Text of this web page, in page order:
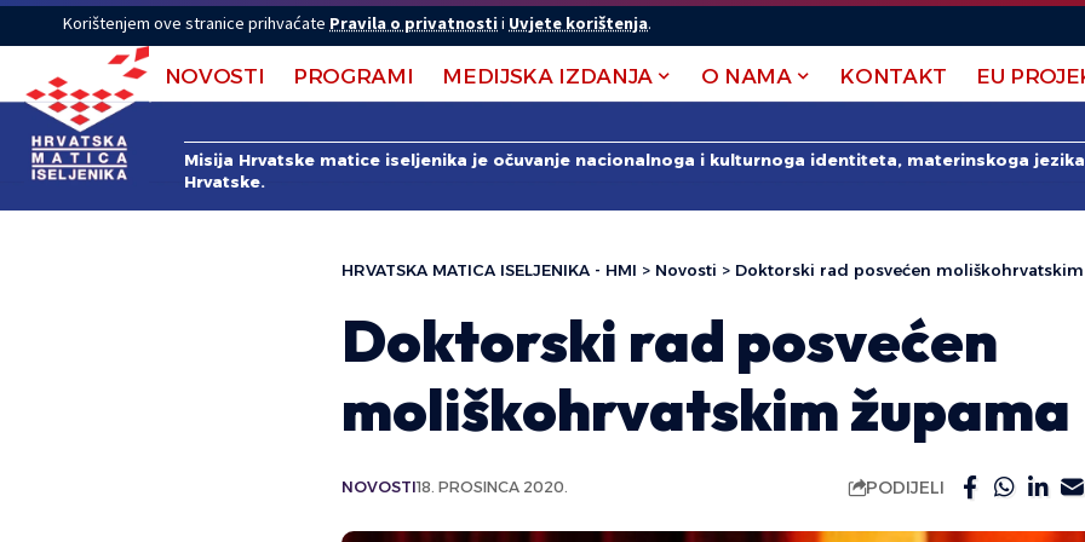
Korištenjem ove stranice prihvaćate Pravila o privatnostii Uvjete korištenja.
NOVOSTI PROGRAMI MEDIJSKA IZDANJA O NAMA KONTAKT EU
Misija Hrvatske matice iseljenika je očuvanje nacionalnoga i kulturnoga identiteta, materinskoga
Hrvatske.
HRVATSKA MATICA ISELJENIKA - HMI > Novosti > Doktorski rad posvećen
Doktorski rad posvećen
moliškohrvatskim župama
NOVOSTI18. PROSINCA 2020. PODIJELI